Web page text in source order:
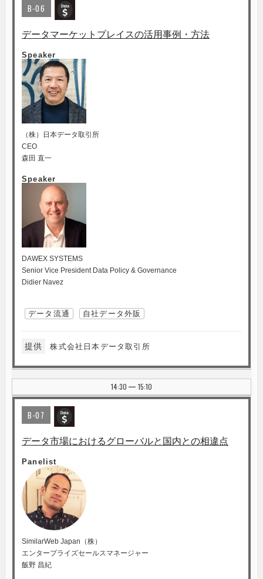
B-06
データマーケットプレイスの活用事例・方法
Speaker
（株）日本データ取引所
CEO
森田 直一
Speaker
DAWEX SYSTEMS
Senior Vice President Data Policy & Governance
Didier Navez
データ流通 自社データ外販
提供 株式会社日本データ取引所
14:30 | 15:10
B-07
データ市場におけるグローバルと国内との相違点
Panelist
SimilarWeb Japan（株）
エンタープライズセールスマネージャー
飯野 昌紀